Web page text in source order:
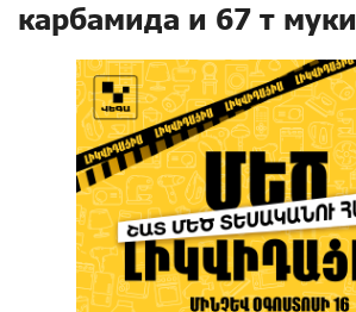
карбамида и 67 т муки